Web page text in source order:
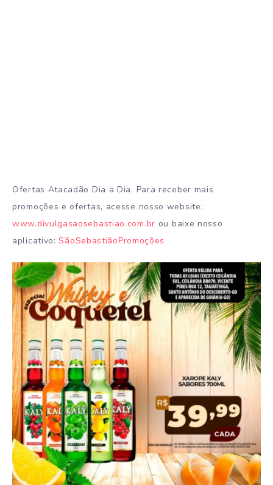
Ofertas Atacadão Dia a Dia. Para receber mais
promoções e ofertas, acesse nosso website:
www.divulgasaosebastiao.com.br ou baixe nosso
aplicativo:SãoSebastiãoPromoções